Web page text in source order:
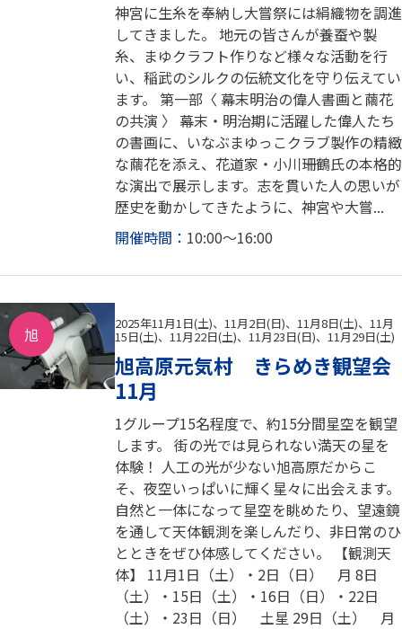
神宮に生糸を奉納し大嘗祭には絹織物を調進
してきました。 地元の皆さんが養蚕や製
糸、まゆクラフト作りなど様々な活動を行
い、稲武のシルクの伝統文化を守り伝えてい
ます。 第一部〈 幕末明治の偉人書画と繭花
の共演 〉 幕末・明治期に活躍した偉人たち
の書画に、いなぶまゆっこクラブ製作の精緻
な繭花を添え、花道家・小川珊鶴氏の本格的
な演出で展示します。志を貫いた人の思いが
歴史を動かしてきたように、神宮や大嘗...
開催時間： 10:00～16:00
旭
2025年11月1日(土)、11月2日(日)、11月8日(土)、11月
15日(土)、11月22日(土)、11月23日(日)、11月29日(土)
旭高原元気村 きらめき観望会
11月
1グループ15名程度で、約15分間星空を観望
します。 街の光では見られない満天の星を
体験！ 人工の光が少ない旭高原だからこ
そ、夜空いっぱいに輝く星々に出会えます。
自然と一体になって星空を眺めたり、望遠鏡
を通して天体観測を楽しんだり、非日常のひ
とときをぜひ体感してください。 【観測天
体】 11月1日（土）・2日（日） 月 8日
（土）・15日（土）・16日（日）・22日
（土）・23日（日） 土星 29日（土） 月